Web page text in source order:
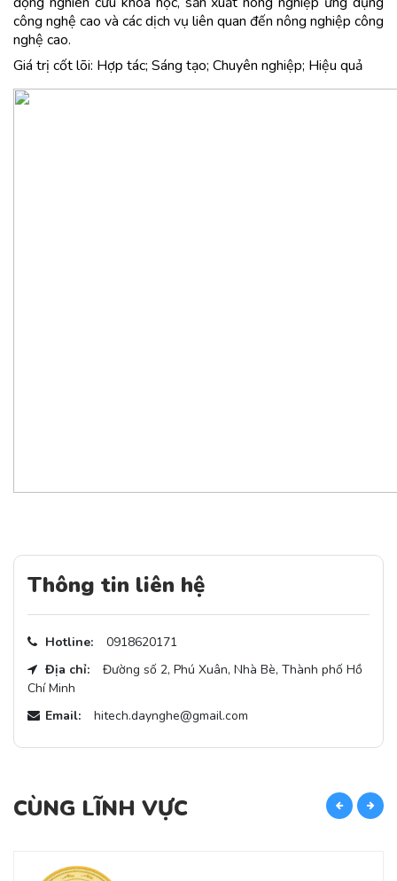
công nghệ cao và các dịch vụ liên quan đến nông nghiệp công
nghệ cao.
Giá trị cốt lõi: Hợp tác; Sáng tạo; Chuyên nghiệp; Hiệu quả
Thông tin liên hệ
Hotline:
0918620171
Địa chỉ:
Đường số 2, Phú Xuân, Nhà Bè, Thành phố Hồ
Chí Minh
Email:
hitech.daynghe@gmail.com
CÙNG LĨNH VỰC